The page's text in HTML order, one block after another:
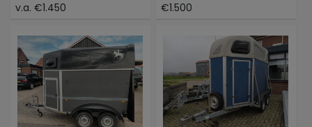
v.a. €1.450 €1.500